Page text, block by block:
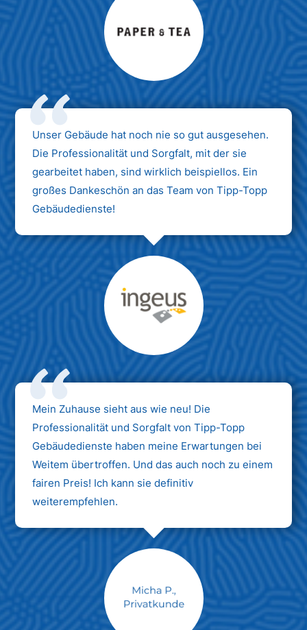
Max Mustermann
Unternehmen AG
Unser Gebäude hat noch nie so gut ausgesehen.
Die Professionalität und Sorgfalt, mit der sie
gearbeitet haben, sind wirklich beispiellos. Ein
großes Dankeschön an das Team von Tipp-Topp
Gebäudedienste!
Max Mustermann
Unternehmen AG
Mein Zuhause sieht aus wie neu! Die
Professionalität und Sorgfalt von Tipp-Topp
Gebäudedienste haben meine Erwartungen bei
Weitem übertroffen. Und das auch noch zu einem
fairen Preis! Ich kann sie definitiv
weiterempfehlen.